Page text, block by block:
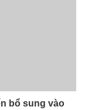
bổ sung vào